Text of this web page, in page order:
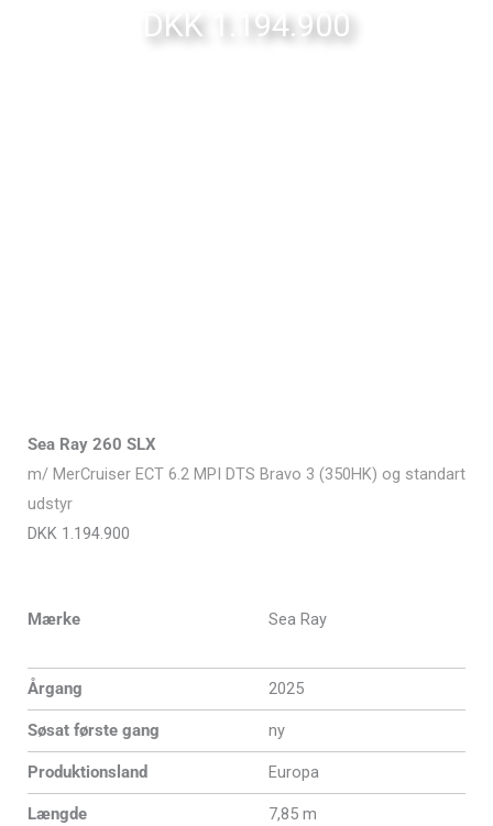
DKK 1.194.900
Sea Ray 260 SLX
m/ MerCruiser ECT 6.2 MPI DTS Bravo 3 (350HK) og standart
udstyr
DKK 1.194.900
Mærke Sea Ray
Årgang 2025
Søsat første gang ny
Produktionsland Europa
Længde 7,85 m